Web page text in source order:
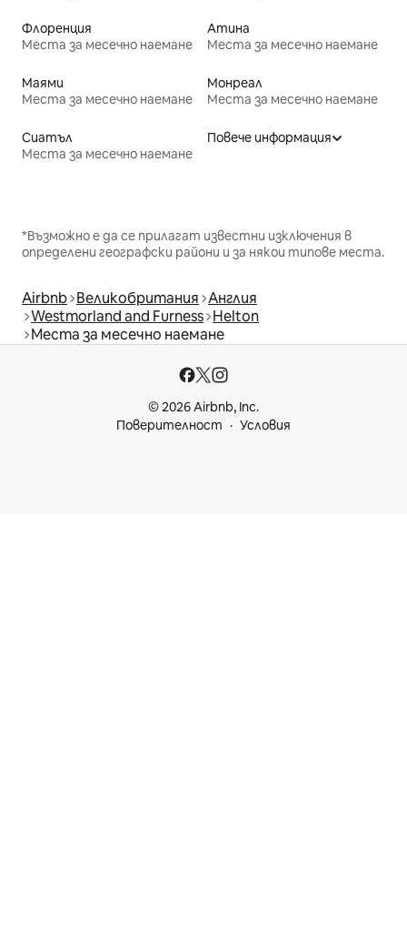
Флоренция
Места за месечно наемане
Атина
Места за месечно наемане
Маями
Места за месечно наемане
Монреал
Места за месечно наемане
Сиатъл
Места за месечно наемане
Повече информация
*Възможно е да се прилагат известни изключения в
определени географски райони и за някои типове места.
Airbnb Великобритания Англия
Westmorland and Furness Helton
Места за месечно наемане
© 2026 Airbnb, Inc.
Поверителност
Условия